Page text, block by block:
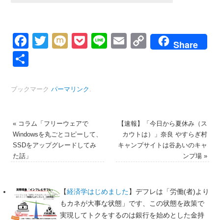
Facebook
Twitter
MixiPocket
LineEmailCopyShare
ブックマーク パーマリンク .
«コラム「フリーウェアで
Windowsを丸ごとコピーして、
SSDをアップグレードしてみ
た話」
【速報】「今日から夏休み（ス
カウトは）」奈良 やすらぎ村
キャンプサイトは谷あいのキャ
ンプ場»
【経済学はじめました】デフレは「労働(者)より
もカネが大事な状態」です、この状態を政策で
実現してトクをするのは銀行を始めとした金持